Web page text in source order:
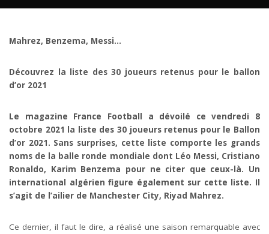
Mahrez, Benzema, Messi…
Découvrez la liste des 30 joueurs retenus pour le ballon
d’or 2021
Le magazine France Football a dévoilé ce vendredi 8
octobre 2021 la liste des 30 joueurs retenus pour le Ballon
d’or 2021. Sans surprises, cette liste comporte les grands
noms de la balle ronde mondiale dont Léo Messi, Cristiano
Ronaldo, Karim Benzema pour ne citer que ceux-là. Un
international algérien figure également sur cette liste. Il
s’agit de l’ailier de Manchester City, Riyad Mahrez.
Ce dernier, il faut le dire, a réalisé une saison remarquable avec